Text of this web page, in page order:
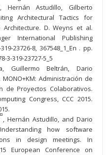
Hernán Astudillo, Gilberto
Architectural Tactics for
Architecture. D. Weyns et al.
International Publishing
23726-8, 367548_1_En . pp.
3-319-23727-5_5
Guillermo Beltrán, Dario
Administración de
de Proyectos Colaborativos.
Congress, CCC 2015.
¤
, Hernán Astudillo, and Dario
how software
in design meetings. In
European Conference on